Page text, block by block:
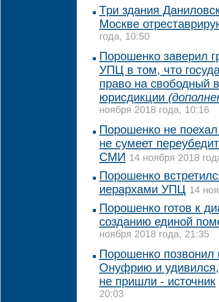
Три здания
Москве
года, 10:50
Порошенко заверил
УПЦ в том, что
право на свободный
юрисдикции
ноября 2018 года, 10:16
Порошенко не
не сумеет
СМИ 14 ноября 2018
Порошенко
иерархами УПЦ 14
Порошенко готов к
созданию единой
ноября 2018 года, 21:35
Порошенко позвонил
Онуфрию и
не пришли - источник
20:03